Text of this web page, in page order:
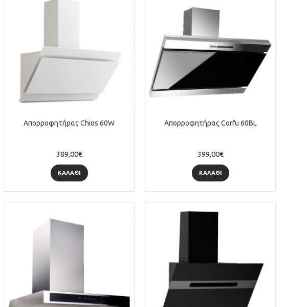
Απορροφητήρας Chios 60W
389,00€
ΚΑΛΆΘΙ
Απορροφητήρας Corfu 60BL
399,00€
ΚΑΛΆΘΙ